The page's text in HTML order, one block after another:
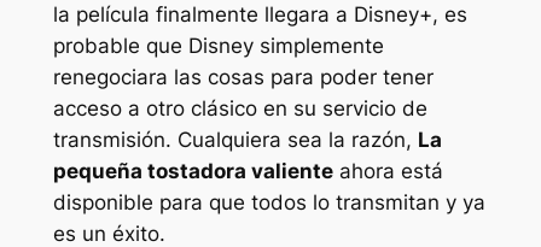
la película finalmente llegara a Disney+, es
probable que Disney simplemente
renegociara las cosas para poder tener
acceso a otro clásico en su servicio de
transmisión. Cualquiera sea la razón, La
pequeña tostadora valienteahora está
disponible para que todos lo transmitan y ya
es un éxito.